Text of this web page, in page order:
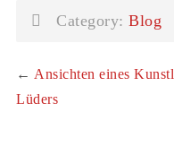
Category: Blog
← Ansichten eines
Lüders